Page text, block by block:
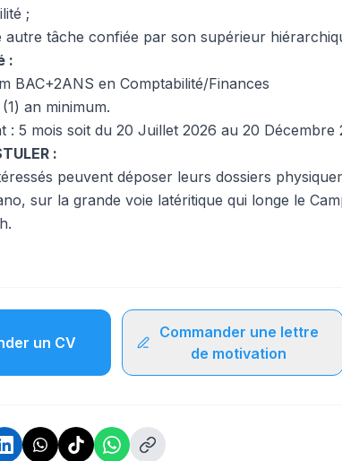
;
autre tâche confiée par son supérieur
:
BAC+2ANS en Comptabilité/Finances
an minimum.
: 5 mois soit du 20 Juillet 2026 au 20 Décembre
:
peuvent déposer leurs dossiers
sur la grande voie latéritique qui longe le
un CV
Commander une lettre
de motivation